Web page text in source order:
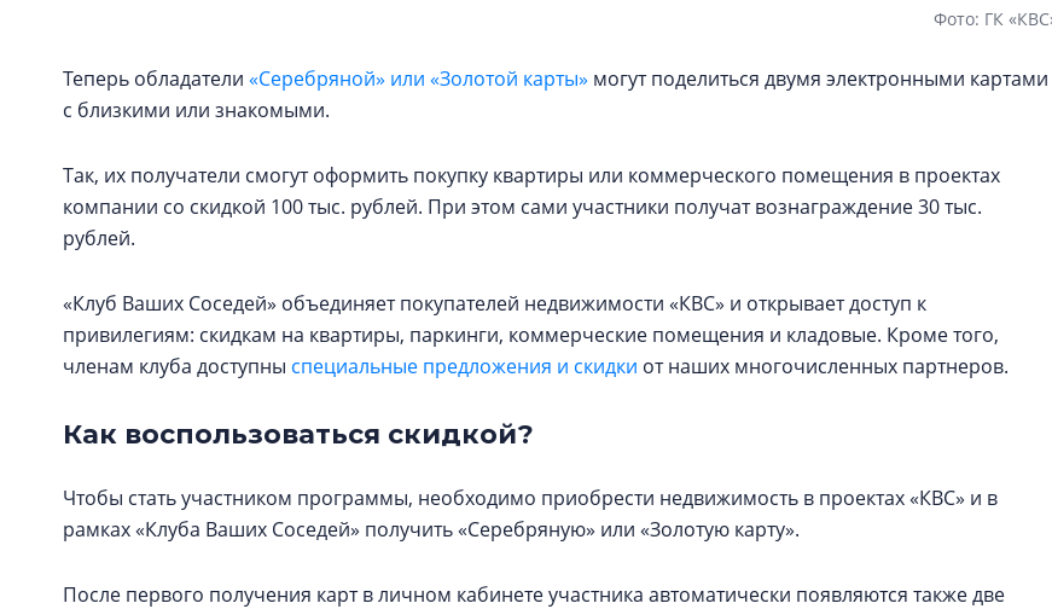
Фото: ГК
Теперь обладатели «Серебряной» или «Золотой карты» могут поделиться двумя электронными картами
с близкими или знакомыми.
Так, их получатели смогут оформить покупку квартиры или коммерческого помещения в проектах
компании со скидкой 100 тыс. рублей. При этом сами участники получат вознаграждение 30 тыс.
рублей.
«Клуб Ваших Соседей» объединяет покупателей недвижимости «КВС» и открывает доступ к
привилегиям: скидкам на квартиры, паркинги, коммерческие помещения и кладовые. Кроме того,
членам клуба доступны специальные предложения и скидки от наших многочисленных партнеров.
Как воспользоваться скидкой?
Чтобы стать участником программы, необходимо приобрести недвижимость в проектах «КВС» и в
рамках «Клуба Ваших Соседей» получить «Серебряную» или «Золотую карту».
После первого получения карт в личном кабинете участника автоматически появляются также две